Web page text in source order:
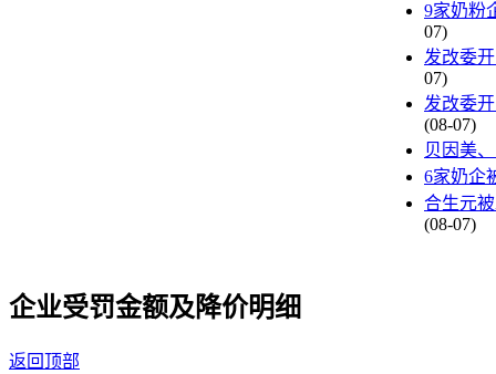
9家奶粉
07)
发改委
07)
发改委
(08-07)
贝因美
6家奶企
合生元
(08-07)
企业受罚金额及降价明细
返回顶部